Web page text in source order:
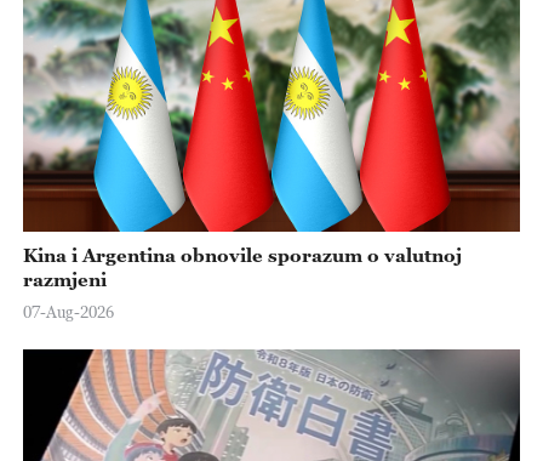
Kina i Argentina obnovile sporazum o valutnoj
razmjeni
07-Aug-2026